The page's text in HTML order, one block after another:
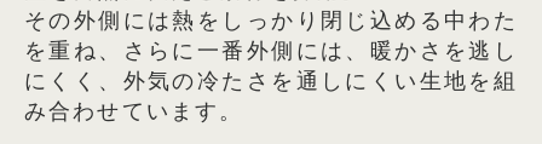
その外側には熱をしっかり閉じ込める中わた
を重ね、さらに一番外側には、暖かさを逃し
にくく、外気の冷たさを通しにくい生地を組
み合わせています。